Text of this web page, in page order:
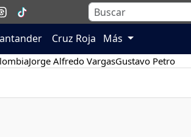
Cruz Roja Más
Jorge Alfredo VargasGustavo Petro